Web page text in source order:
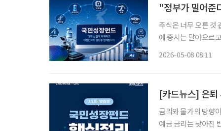
"정부가 밀어준
주식은 너무 오른 것
에 증시는 달아오르고
2026-05-08 08:11
[카드뉴스] 은
금리와 물가의 방향
예금 금리는 낮아진